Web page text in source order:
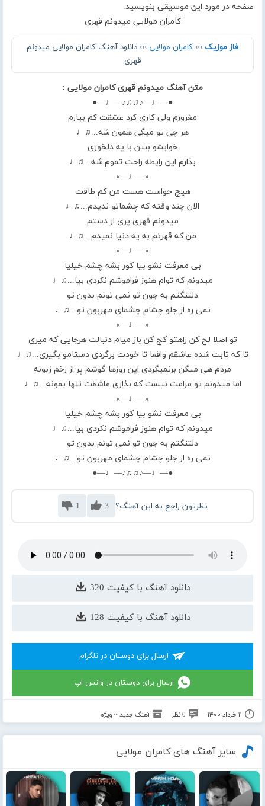
صفحه در مورد این موسیقی بنویسید.
کامران مولایی میدونم قهری
فاز موزیک ››› کامران مولایی ››› دانلود آهنگ کامران مولایی میدونم
قهری
متن آهنگ میدونم قهری کامران مولایی :
●—♩—♪♫♫♪—♩—●
مغرورم ولی کاری کرد عشقت کم بیارم
هر چی تو میگی همون شه...♫♩
خوابشو ببین با یه دلخوری
بذارم این رابطه راحت تموم شه...♫♩
«—♩—»
هیچ حواست هست من کم طاقت
الان چند وقته که چشماتو ندیدم...♫♩
میدونم قهری پری از دستم
من که قهرتم به یه دنیا نمیدم...♫♩
«—♩—»
بی معرفت نشو بیا کور بشه چشم خیلیا
میدونم که توام هنوز فراموشم نکردی بیا...♫♩
دلتنگتم به جون تو نمی تونم بدون تو
نمی ره از جلو چشام چشمای مهربون تو...♫♩
«—♩—»
تو اصلا لج کن راهتو کج کن باز میام دنبالت هرجایی که میری
تا که ثابت شده عاشقم واقعا تا خودت برگردی دستامو بگیری...♫♩
مردم هی میگن برنمیگردی این روزها گوشم پر از زخم زبونه
اما میدونم تو مرامت نیست که بذاری عاشقت تنها بمونه...♫♩
«—♩—»
بی معرفت نشو بیا کور بشه چشم خیلیا
میدونم که توام هنوز فراموشم نکردی بیا...♫♩
دلتنگتم به جون تو نمی تونم بدون تو
نمی ره از جلو چشام چشمای مهربون تو...♫♩
●—♩—♪♫♫♪—♩—●
نظرتون راجع به این آهنگ؟ 3
1
دانلود آهنگ با کیفیت 320
دانلود آهنگ با کیفیت 128
ارسال برای دوستان در تلگرام
ارسال برای دوستان در واتس اپ
۱۱ خرداد ۱۴۰۰ 0 نظر آهنگ جدید ~ ویژه
سایر آهنگ های کامران مولایی